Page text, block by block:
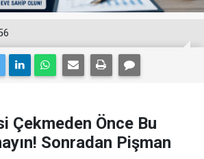
Çekmeden Önce Bu
Sonradan Pişman